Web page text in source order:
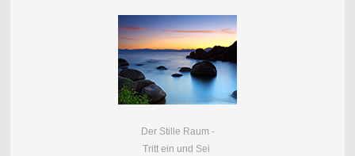
Der Stille Raum -
Tritt ein und Sei